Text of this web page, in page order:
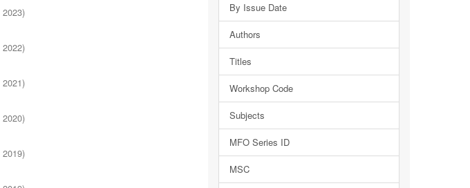
2023)
2022)
2021)
2020)
2019)
By Issue Date
Authors
Titles
Workshop Code
Subjects
MFO Series ID
MSC